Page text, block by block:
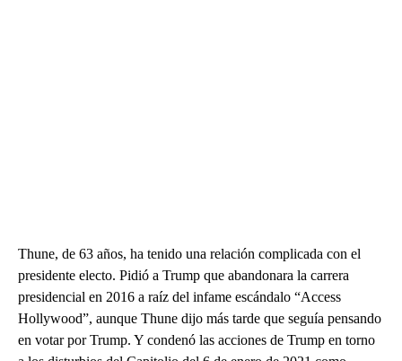
Thune, de 63 años, ha tenido una relación complicada con el
presidente electo. Pidió a Trump que abandonara la carrera
presidencial en 2016 a raíz del infame escándalo “Access
Hollywood”, aunque Thune dijo más tarde que seguía pensando
en votar por Trump. Y condenó las acciones de Trump en torno